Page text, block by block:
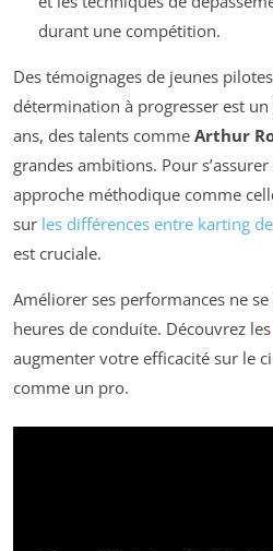
durant une compétition.
Des témoignages de jeunes
détermination à progresser est
ans, des talents comme Arthur
grandes ambitions. Pour
approche méthodique comme
sur les différences entre karting
est cruciale.
Améliorer ses performances ne
heures de conduite. Découvrez les
augmenter votre efficacité sur le
comme un pro.